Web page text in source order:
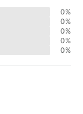
0%
0%
0%
0%
0%